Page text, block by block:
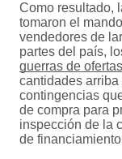
Como resultado,
tomaron el
vendedores de
partes del país,
guerras de
cantidades
contingencias
de compra para
inspección de la
de